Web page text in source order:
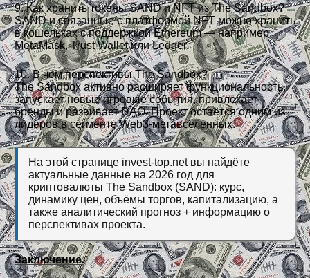
9. Как хранить токены SAND и NFT из The Sandbox?
SAND и связанные с платформой NFT можно хранить
в кошельках с поддержкой Ethereum — например,
MetaMask, Trust Wallet или Ledger.
10. В чём перспективы The Sandbox?
The Sandbox активно расширяет функциональность,
запускает новые игровые события, привлекает
бренды и развивает DAO. Проект остаётся одним из
лидеров в сегменте Web3-метавселенных.
На этой странице invest-top.net вы найдёте
актуальные данные на 2026 год для
криптовалюты The Sandbox (SAND): курс,
динамику цен, объёмы торгов, капитализацию, а
также аналитический прогноз + информацию о
перспективах проекта.
Заключение.